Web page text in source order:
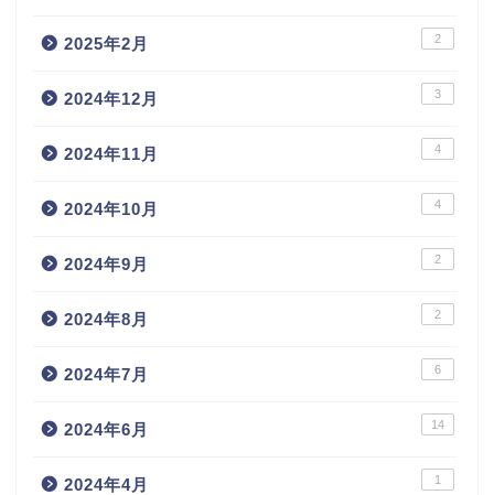
2025年2月 2
2024年12月 3
2024年11月 4
2024年10月 4
2024年9月 2
2024年8月 2
2024年7月 6
2024年6月 14
2024年4月 1